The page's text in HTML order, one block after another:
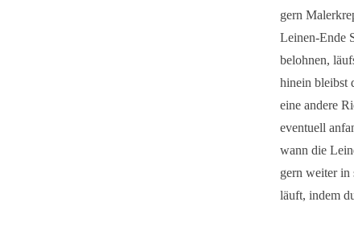
gern
Leinen-Ende
belohnen,
hinein bleibst
eine andere
eventuell
wann die
gern weiter
läuft, indem